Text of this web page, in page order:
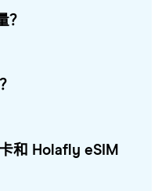
？
和 Holafly eSIM